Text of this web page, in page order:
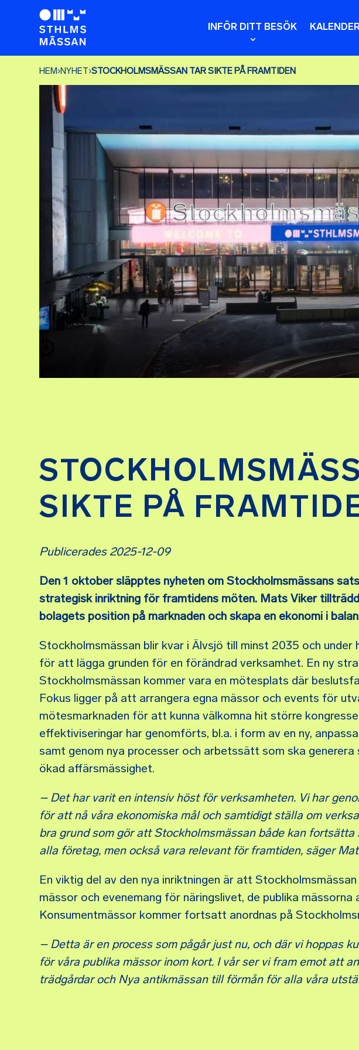
INFÖR DITT BESÖK
HEM›NYHET›STOCKHOLMSMÄSSAN TAR SIKTE PÅ FRAMTIDEN
SIKTE PÅ
Publicerades 2025-12-09
Den 1 oktober släpptes nyheten om Stockholmsmässans
strategisk inriktning för framtidens möten. Mats Viker
bolagets position på marknaden och skapa en ekonomi i
Stockholmsmässan blir kvar i Älvsjö till minst 2035 och
för att lägga grunden för en förändrad verksamhet. En ny
Stockholmsmässan kommer vara en mötesplats där
Fokus ligger på att arrangera egna mässor och events för
mötesmarknaden för att kunna välkomna hit större
effektiviseringar har genomförts, bl.a. i form av en ny,
samt genom nya processer och arbetssätt som ska
ökad affärsmässighet.
– Det har varit en intensiv höst för verksamheten. Vi har
för att nå våra ekonomiska mål och samtidigt ställa om
bra grund som gör att Stockholmsmässan både kan
alla företag, men också vara relevant för framtiden, säger
En viktig del av den nya inriktningen är att
mässor och evenemang för näringslivet, de publika
Konsumentmässor kommer fortsatt anordnas på
– Detta är en process som pågår just nu, och där vi hoppas
för våra publika mässor inom kort. I vår ser vi fram emot att
trädgårdar och Nya antikmässan till förmån för alla våra